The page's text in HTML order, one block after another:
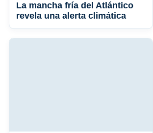
La mancha fría del Atlántico
revela una alerta climática